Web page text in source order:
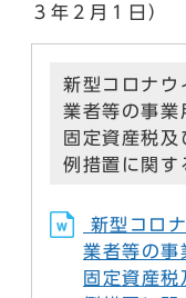
３年２月１日）
新型コロナウ
業者等の事業
固定資産税
例措置に関す
新型コロ
業者等の事
固定資産